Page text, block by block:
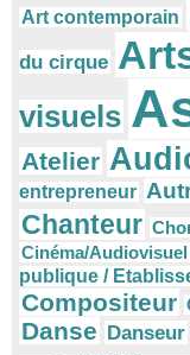
Art contemporain
du cirque
visuels
Atelier
entrepreneur
Chanteur
Cinéma/Audiovisuel
publique /
Compositeur
Danse Danseur